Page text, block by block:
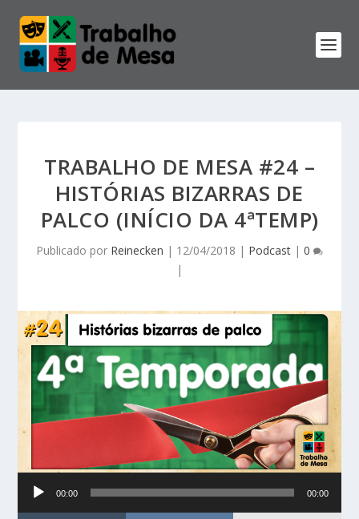
TRABALHO DE MESA #24 –
HISTÓRIAS BIZARRAS DE
PALCO (INÍCIO DA 4ªTEMP)
Publicado por Reinecken | 12/04/2018 | Podcast | 0
|
Tocador
00:00 00:00